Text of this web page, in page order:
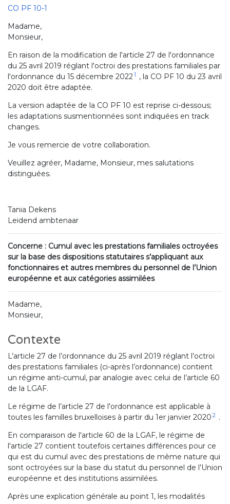
CO PF 10-1
Madame,
Monsieur,
En raison de la modification de l'article 27 de l'ordonnance
du 25 avril 2019 réglant l'octroi des prestations familiales par
l'ordonnance du 15 décembre 20221
, la CO PF 10 du 23 avril
2020 doit être adaptée.
La version adaptée de la CO PF 10 est reprise ci-dessous;
les adaptations susmentionnées sont indiquées en track
changes.
Je vous remercie de votre collaboration.
Veuillez agréer, Madame, Monsieur, mes salutations
distinguées.
Tania Dekens
Leidend ambtenaar
Concerne : Cumul avec les prestations familiales octroyées
sur la base des dispositions statutaires s’appliquant aux
fonctionnaires et autres membres du personnel de l’Union
européenne et aux catégories assimilées
Madame,
Monsieur,
Contexte
L’article 27 de l’ordonnance du 25 avril 2019 réglant l’octroi
des prestations familiales (ci-après l’ordonnance) contient
un régime anti-cumul, par analogie avec celui de l’article 60
de la LGAF.
Le régime de l’article 27 de l'ordonnance est applicable à
toutes les familles bruxelloises à partir du 1er janvier 2020 2
.
En comparaison de l'article 60 de la LGAF, le régime de
l'article 27 contient toutefois certaines différences pour ce
qui est du cumul avec des prestations de même nature qui
sont octroyées sur la base du statut du personnel de l’Union
européenne et des institutions assimilées.
Après une explication générale au point 1, les modalités